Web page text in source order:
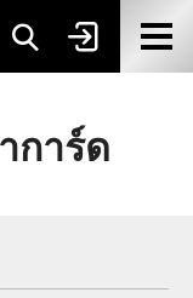
การ์ด